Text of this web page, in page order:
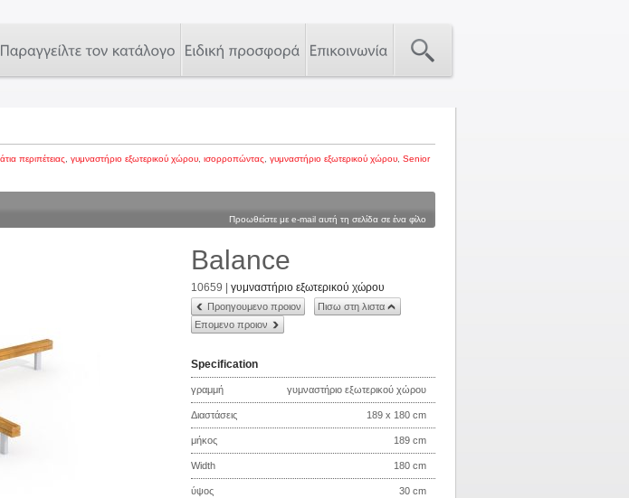
περιπέτειας γυμναστήριο εξωτερικού χώρου ισορροπώντας γυμναστήριο εξωτερικού χώρου Senior
Προωθείστε με e-mail αυτή τη σελίδα σε ένα φίλο
Balance
10659 γυμναστήριο εξωτερικού χώρου
Προηγουμενο προιον
Πισω στη λιστα
Επομενο προιον
Specification
γραμμή γυμναστήριο εξωτερικού χώρου
Διαστάσεις 189 x 180 cm
μήκος 189 cm
Width 180 cm
ύψος 30 cm